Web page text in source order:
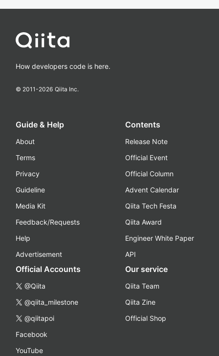
How developers code is here.
© 2011-2026 Qiita Inc.
Guide & Help
About
Terms
Privacy
Guideline
Media Kit
Feedback/Requests
Help
Advertisement
Contents
Release Note
Official Event
Official Column
Advent Calendar
Qiita Tech Festa
Qiita Award
Engineer White Paper
API
Official Accounts
@Qiita
@qiita_milestone
@qiitapoi
Facebook
YouTube
Our service
Qiita Team
Qiita Zine
Official Shop